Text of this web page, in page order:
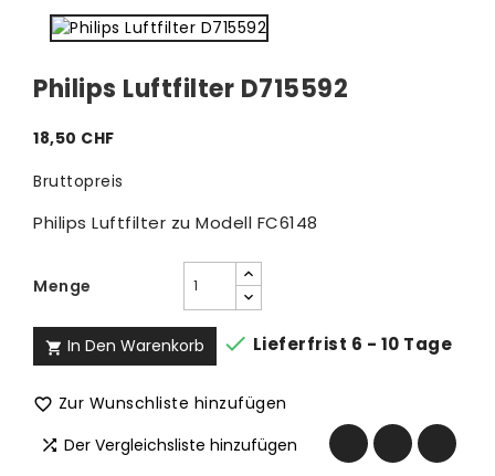
Philips Luftfilter D715592
18,50 CHF
Bruttopreis
Philips Luftfilter zu Modell FC6148
Menge
 In Den Warenkorb  Lieferfrist 6 - 10 Tage
 Zur Wunschliste hinzufügen
 Der Vergleichsliste hinzufügen